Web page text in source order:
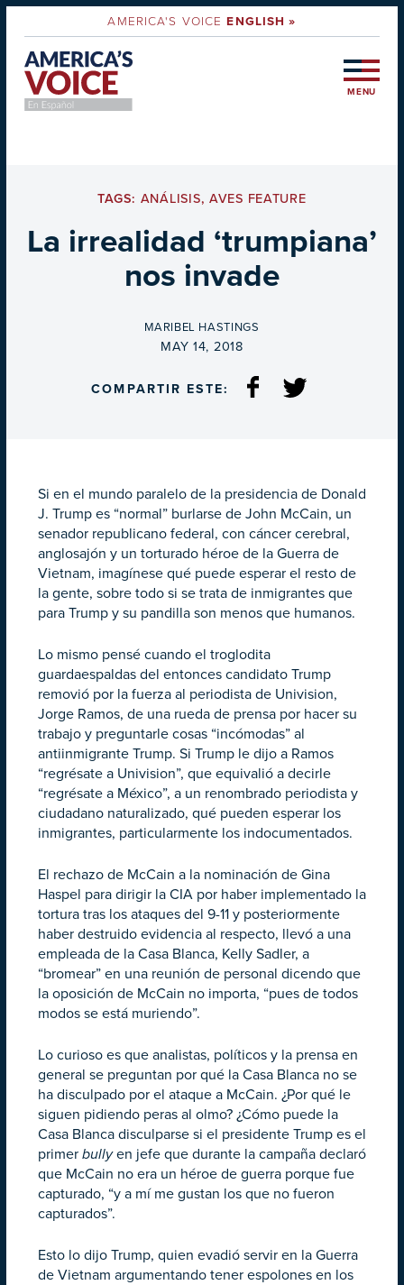
AMERICA'S VOICEENGLISH »
MENU
TAGS: ANÁLISIS, AVES FEATURE
La irrealidad ‘trumpiana’
nos invade
BY
MARIBEL HASTINGS
ON
MAY 14, 2018
COMPARTIR ESTE:
Si en el mundo paralelo de la presidencia de Donald
J. Trump es “normal” burlarse de John McCain, un
senador republicano federal, con cáncer cerebral,
anglosajón y un torturado héroe de la Guerra de
Vietnam, imagínese qué puede esperar el resto de
la gente, sobre todo si se trata de inmigrantes que
para Trump y su pandilla son menos que humanos.
Lo mismo pensé cuando el troglodita
guardaespaldas del entonces candidato Trump
removió por la fuerza al periodista de Univision,
Jorge Ramos, de una rueda de prensa por hacer su
trabajo y preguntarle cosas “incómodas” al
antiinmigrante Trump. Si Trump le dijo a Ramos
“regrésate a Univision”, que equivalió a decirle
“regrésate a México”, a un renombrado periodista y
ciudadano naturalizado, qué pueden esperar los
inmigrantes, particularmente los indocumentados.
El rechazo de McCain a la nominación de Gina
Haspel para dirigir la CIA por haber implementado la
tortura tras los ataques del 9-11 y posteriormente
haber destruido evidencia al respecto, llevó a una
empleada de la Casa Blanca, Kelly Sadler, a
“bromear” en una reunión de personal dicendo que
la oposición de McCain no importa, “pues de todos
modos se está muriendo”.
Lo curioso es que analistas, políticos y la prensa en
general se preguntan por qué la Casa Blanca no se
ha disculpado por el ataque a McCain. ¿Por qué le
siguen pidiendo peras al olmo? ¿Cómo puede la
Casa Blanca disculparse si el presidente Trump es el
primer bullyen jefe que durante la campaña declaró
que McCain no era un héroe de guerra porque fue
capturado, “y a mí me gustan los que no fueron
capturados”.
Esto lo dijo Trump, quien evadió servir en la Guerra
de Vietnam argumentando tener espolones en los